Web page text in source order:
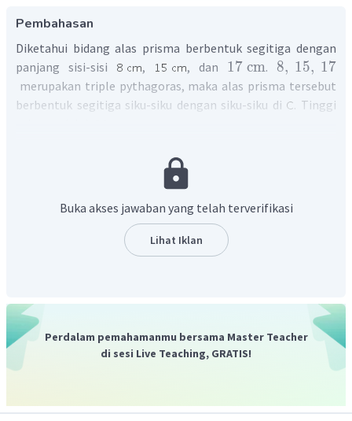
Pembahasan
Diketahui bidang alas prisma berbentuk segitiga dengan
panjang sisi-sisi
, , dan 17 cm. 8, 15, 17
merupakan triple pythagoras, maka alas prisma tersebut
berbentuk segitiga siku-siku dengan siku-siku di
. Tinggi
=
=
luas alas
8
1.000
1.200 dm3
1 ,2 dm
Dengan demikian, volume prisma tersebut adalah
Buka akses jawaban yang telah terverifikasi
Lihat Iklan
Perdalam pemahamanmu bersama Master Teacher
di sesi Live Teaching, GRATIS!